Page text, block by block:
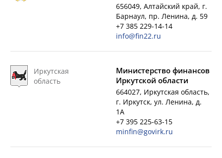
656049, Алтайский край, г.
Барнаул, пр. Ленина, д. 59
+7 385 229-14-14
info@fin22.ru
Иркутская
область
Министерство финансов
Иркутской области
664027, Иркутская область,
г. Иркутск, ул. Ленина, д.
1А
+7 395 225-63-15
minfin@govirk.ru